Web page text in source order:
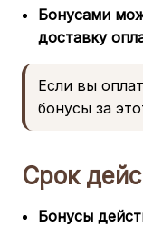
Бонусами
доставку
Если вы
бонусы за
Срок
Бонусы